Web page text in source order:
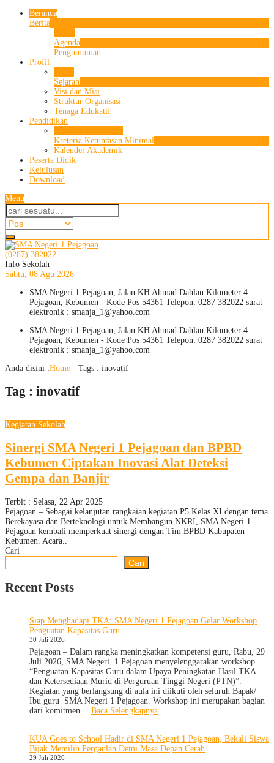
Beranda
Berita
Agenda
Pengumuman
Profil
Sejarah
Visi dan Misi
Struktur Organisasi
Tenaga Edukatif
Pendidikan
Kreteria Ketuntasan Minimal
Kalender Akademik
Peserta Didik
Kelulusan
Download
Menu
(0287) 382022
Info Sekolah
Sabtu, 08 Agu 2026
SMA Negeri 1 Pejagoan, Jalan KH Ahmad Dahlan Kilometer 4
Pejagoan, Kebumen - Kode Pos 54361 Telepon: 0287 382022 surat
elektronik : smanja_1@yahoo.com
SMA Negeri 1 Pejagoan, Jalan KH Ahmad Dahlan Kilometer 4
Pejagoan, Kebumen - Kode Pos 54361 Telepon: 0287 382022 surat
elektronik : smanja_1@yahoo.com
Anda disini :Home - Tags : inovatif
Tag : inovatif
Kegiatan Sekolah
Sinergi SMA Negeri 1 Pejagoan dan BPBD
Kebumen Ciptakan Inovasi Alat Deteksi
Gempa dan Banjir
Terbit : Selasa, 22 Apr 2025
Pejagoan – Sebagai kelanjutan rangkaian kegiatan P5 Kelas XI dengan tema
Berekayasa dan Berteknologi untuk Membangun NKRI, SMA Negeri 1
Pejagoan kembali memperkuat sinergi dengan Tim BPBD Kabupaten
Kebumen. Acara..
Cari
Cari
Recent Posts
Siap Menghadapi TKA: SMA Negeri 1 Pejagoan Gelar Workshop
Penguatan Kapasitas Guru
30 Juli 2026
Pejagoan – Dalam rangka meningkatkan kompetensi guru, Rabu, 29
Juli 2026, SMA Negeri 1 Pejagoan menyelenggarakan workshop
“Penguatan Kapasitas Guru dalam Upaya Peningkatan Hasil TKA
dan Ketersediaan Murid di Perguruan Tinggi Negeri (PTN)”.
Kegiatan yang berlangsung di aula ini diikuti oleh seluruh Bapak/
Ibu guru SMA Negeri 1 Pejagoan. Workshop ini merupakan bagian
dari komitmen… Baca Selengkapnya:
TKA:
SMA
KUA Goes to School Hadir di SMA Negeri 1 Pejagoan, Bekali Siswa
Bijak Memilih Pergaulan Demi Masa Depan Cerah
29 Juli 2026